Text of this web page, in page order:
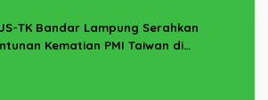
TK Bandar Lampung Serahkan
Kematian PMI Taiwan di